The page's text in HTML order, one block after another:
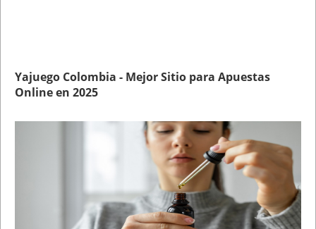
Yajuego Colombia - Mejor Sitio para Apuestas
Online en 2025